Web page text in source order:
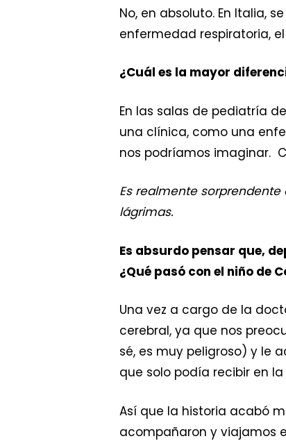
No, en absoluto. En Italia,
enfermedad respiratoria,
¿Cuál es la mayor
En las salas de pediatría
una clínica, como una
nos podríamos imaginar.
Es realmente
lágrimas.
Es absurdo pensar que,
¿Qué pasó con el niño de
Una vez a cargo de la
cerebral, ya que nos
sé, es muy peligroso) y le
que solo podía recibir en
Así que la historia acabó
acompañaron y viajamos